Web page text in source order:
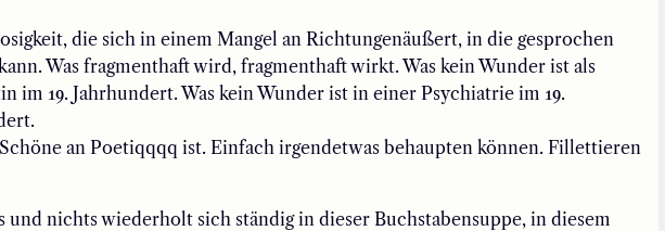
die sich in einem Mangel an Richtungenäußert, in die gesprochen
Was fragmenthaft wird, fragmenthaft wirkt.Was kein Wunder ist als
im 19. Jahrhundert. Was kein Wunder ist in einer Psychiatrie im 19.
an Poetiqqqq ist. Einfach irgendetwas behaupten können. Fillettieren
und nichts wiederholt sich ständig in dieser Buchstabensuppe, in diesem